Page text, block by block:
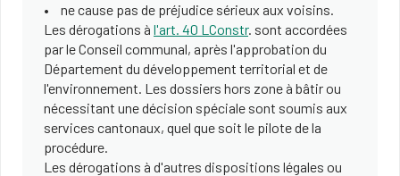
ne cause pas de préjudice sérieux aux voisins.
Les dérogations à l'art. 40 LConstr. sont accordées
par le Conseil communal, après l'approbation du
Département du développement territorial et de
l'environnement. Les dossiers hors zone à bâtir ou
nécessitant une décision spéciale sont soumis aux
services cantonaux, quel que soit le pilote de la
procédure.
Les dérogations à d'autres dispositions légales ou